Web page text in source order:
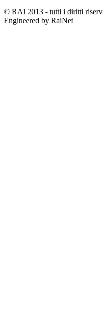
© RAI 2013 - tutti i diritti
Engineered by RaiNet